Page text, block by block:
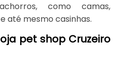
como camas,
até mesmo casinhas.
pet shop Cruzeiro